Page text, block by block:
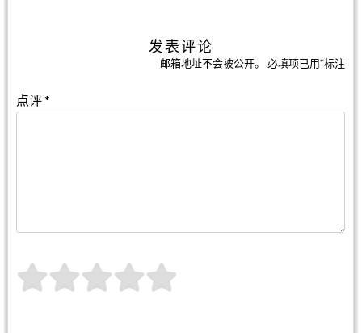
发表评论
邮箱地址不会被公开。 必填项已用*标注
点评*